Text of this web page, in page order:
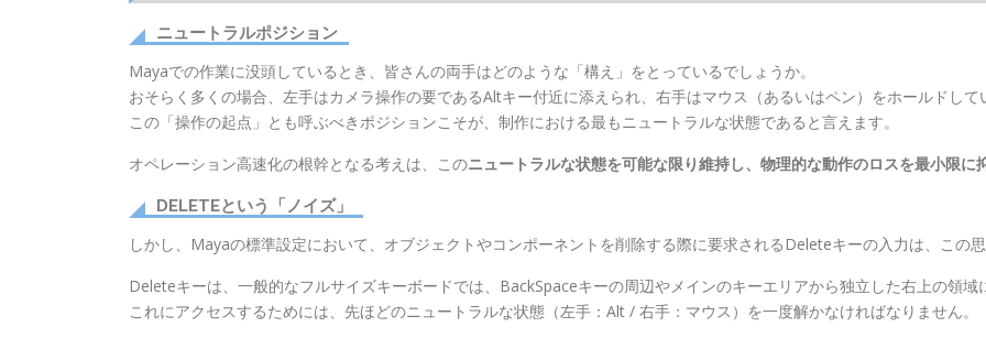
ニュートラルポジション
Mayaでの作業に没頭しているとき、皆さんの両手はどのような「構え」をとっているでしょうか。
おそらく多くの場合、左手はカメラ操作の要であるAltキー付近に添えられ、右手はマウス（あるいはペン）をホールドして
この「操作の起点」とも呼ぶべきポジションこそが、制作における最もニュートラルな状態であると言えます。
オペレーション高速化の根幹となる考えは、このニュートラルな状態を可能な限り維持し、物理的な動作のロスを最小限に
DELETEという「ノイズ」
しかし、Mayaの標準設定において、オブジェクトやコンポーネントを削除する際に要求されるDeleteキーの入力は、この思
Deleteキーは、一般的なフルサイズキーボードでは、BackSpaceキーの周辺やメインのキーエリアから独立した右上の領域
これにアクセスするためには、先ほどのニュートラルな状態（左手：Alt / 右手：マウス）を一度解かなければなりません。